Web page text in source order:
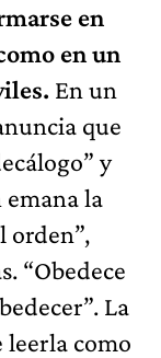
en
en un
En un
que
y
emana la
orden”,
“Obedece
La
leerla como